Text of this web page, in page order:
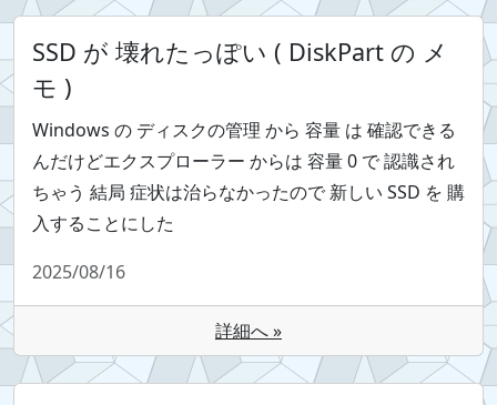
SSD が 壊れたっぽい ( DiskPart の メ
モ )
Windows の ディスクの管理 から 容量 は 確認できる
んだけどエクスプローラー からは 容量 0 で 認識され
ちゃう 結局 症状は治らなかったので 新しい SSD を 購
入することにした
2025/08/16
詳細へ »